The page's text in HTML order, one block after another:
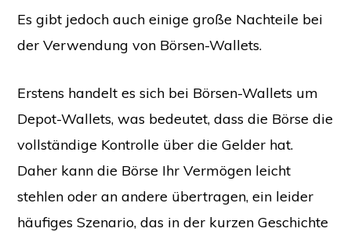
Es gibt jedoch auch einige große Nachteile bei
der Verwendung von Börsen-Wallets.
Erstens handelt es sich bei Börsen-Wallets um
Depot-Wallets, was bedeutet, dass die Börse die
vollständige Kontrolle über die Gelder hat.
Daher kann die Börse Ihr Vermögen leicht
stehlen oder an andere übertragen, ein leider
häufiges Szenario, das in der kurzen Geschichte